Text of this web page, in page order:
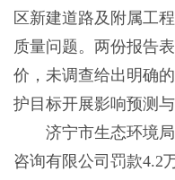
区新建道路及附属工
质量问题。两份报告
价，未调查给出明确
护目标开展影响预测与
济宁市生态环境局
咨询有限公司罚款4.2